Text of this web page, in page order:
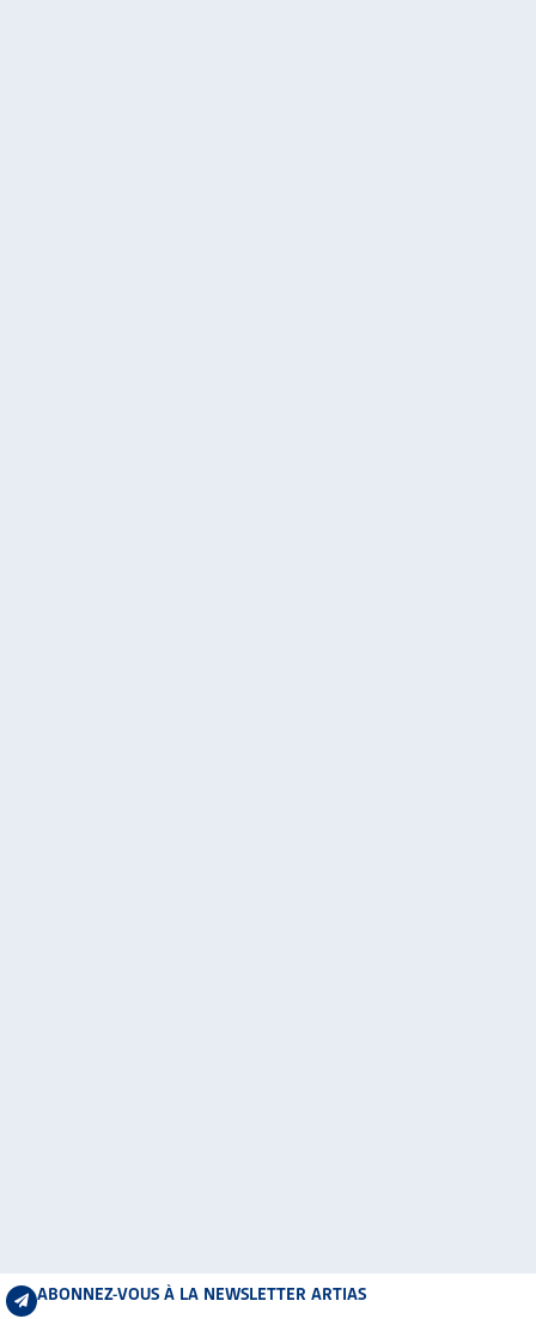
ABONNEZ-VOUS À LA NEWSLETTER ARTIAS